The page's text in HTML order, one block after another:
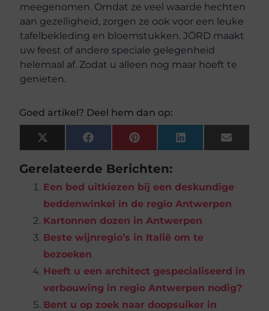
meegenomen. Omdat ze veel waarde hechten
aan gezelligheid, zorgen ze ook voor een leuke
tafelbekleding en bloemstukken. JÖRD maakt
uw feest of andere speciale gelegenheid
helemaal af. Zodat u alleen nog maar hoeft te
genieten.
Goed artikel? Deel hem dan op:
X
(Twitter)
FacebookPinterestLinkedInEmail
Gerelateerde Berichten:
Een bed uitkiezen bij een deskundige
beddenwinkel in de regio Antwerpen
Kartonnen dozen in Antwerpen
Beste wijnregio’s in Italië om te
bezoeken
Heeft u een architect gespecialiseerd in
verbouwing in regio Antwerpen nodig?
Bent u op zoek naar doopsuiker in